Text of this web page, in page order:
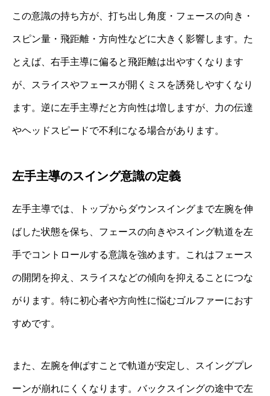
この意識の持ち方が、打ち出し角度・フェースの向き・
スピン量・飛距離・方向性などに大きく影響します。た
とえば、右手主導に偏ると飛距離は出やすくなります
が、スライスやフェースが開くミスを誘発しやすくなり
ます。逆に左手主導だと方向性は増しますが、力の伝達
やヘッドスピードで不利になる場合があります。
左手主導のスイング意識の定義
左手主導では、トップからダウンスイングまで左腕を伸
ばした状態を保ち、フェースの向きやスイング軌道を左
手でコントロールする意識を強めます。これはフェース
の開閉を抑え、スライスなどの傾向を抑えることにつな
がります。特に初心者や方向性に悩むゴルファーにおす
すめです。
また、左腕を伸ばすことで軌道が安定し、スイングプレ
ーンが崩れにくくなります。バックスイングの途中で左